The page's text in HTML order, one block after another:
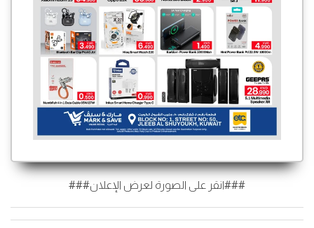
###انقر على الصورة لعرض الإعلان###